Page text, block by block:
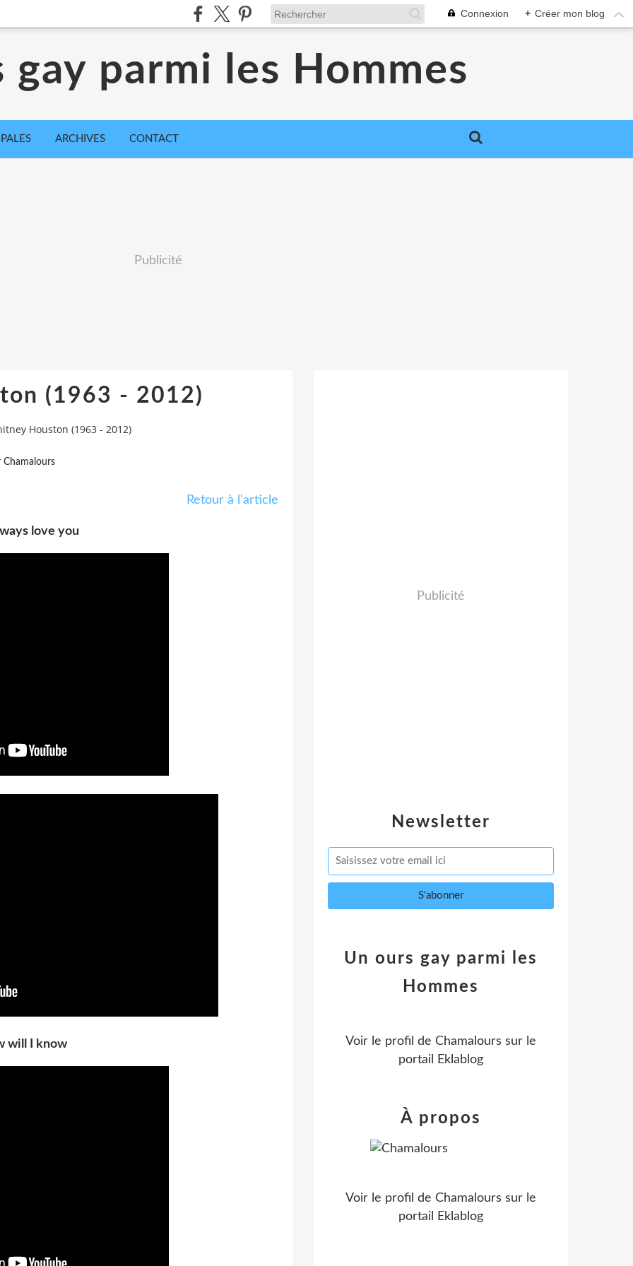
Connexion + Créer mon blog
gay parmi les Hommes
ARCHIVES CONTACT
Publicité
(1963 - 2012)
Houston (1963 - 2012)
Chamalours
Retour à l'article
love you
will I know
Newsletter
Publicité
Un ours gay parmi les
Hommes
Voir le profil de Chamalours sur le
portail Eklablog
À propos
Voir le profil de Chamalours sur le
portail Eklablog